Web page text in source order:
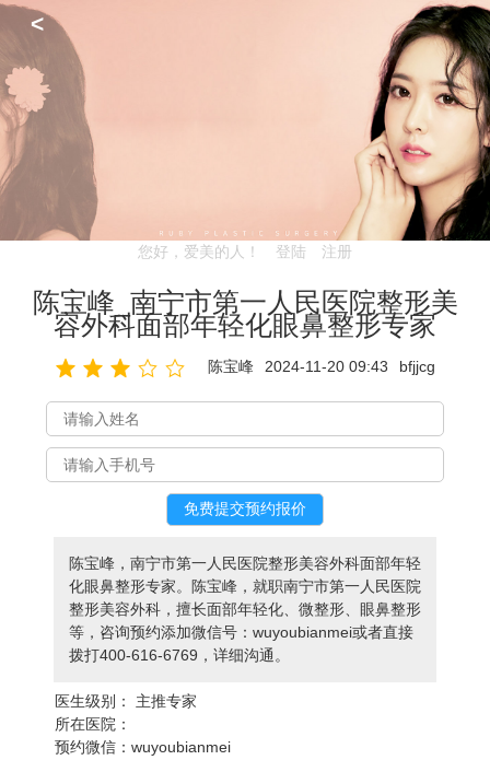
<
您好，爱美的人！ 登陆 注册
陈宝峰_南宁市第一人民医院整形美
容外科面部年轻化眼鼻整形专家
陈宝峰 2024-11-20 09:43 bfjjcg
陈宝峰，南宁市第一人民医院整形美容外科面部年轻
化眼鼻整形专家。陈宝峰，就职南宁市第一人民医院
整形美容外科，擅长面部年轻化、微整形、眼鼻整形
等，咨询预约添加微信号：wuyoubianmei或者直接
拨打400-616-6769，详细沟通。
医生级别：
主推专家
所在医院：
预约微信：wuyoubianmei